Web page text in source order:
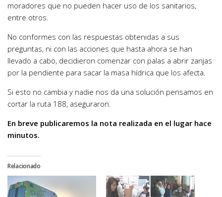
moradores que no pueden hacer uso de los sanitarios,
entre otros.
No conformes con las respuestas obtenidas a sus
preguntas, ni con las acciones que hasta ahora se han
llevado a cabo, decidieron comenzar con palas a abrir zanjas
por la pendiente para sacar la masa hídrica que los afecta.
Si esto no cambia y nadie nos da una solución pensamos en
cortar la ruta 188, aseguraron.
En breve publicaremos la nota realizada en el lugar hace
minutos.
Relacionado